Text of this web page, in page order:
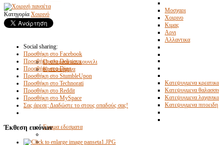
Μοσχαρι
Χοιρινο
Κιμας
Αρνι
Αλλαντικα
Πουλερικα και κουνελι
Κατεψυγμενα
Κατεψυγμενα κρεατικα
Κατεψυγμενα
Κατεψυγμενα λαχανικα
Κατεψυγμενα πιτοειδη
Ετοιμα εδεσματα
Κατηγορία Χοιρινό
Social sharing:
Προσθήκη στο Facebook
Προσθήκη στο Delicious
Προσθήκη στο Digg
Προσθήκη στο StumbleUpon
Προσθήκη στο Technorati
Προσθήκη στο Reddit
Προσθήκη στο MySpace
Σας άρεσε; Διαδώστε το στους οπαδούς σας!
Έκθεση εικόνων